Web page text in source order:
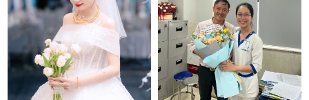
hẹn. Mỗi sản phẩm là một tác phẩm nghệ thuật
được thiết kế bởi đội ngũ chuyên nghiệp, trong đó có
nhà thiết kế Thanh Thủy Florist.
Chúng tôi tự hào mang đến bộ sưu tập hoa tươi
phong phú cho mọi dịp: từ hoa sinh nhật
hoa khai